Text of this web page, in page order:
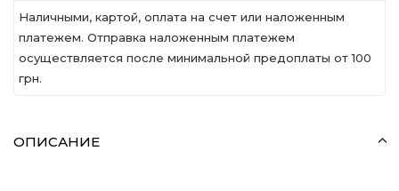
Наличными, картой, оплата на счет или наложенным
платежем. Отправка наложенным платежем
осуществляется после минимальной предоплаты от 100
грн.
ОПИСАНИЕ